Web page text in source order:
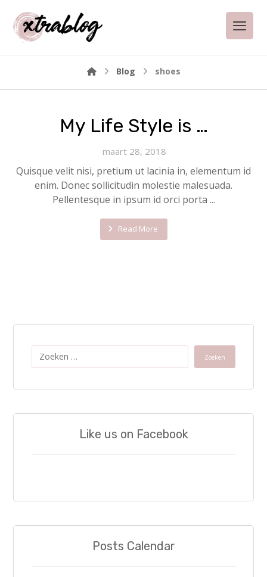
Blog shoes
My Life Style is …
maart 28, 2018
Quisque velit nisi, pretium ut lacinia in, elementum id
enim. Donec sollicitudin molestie malesuada.
Pellentesque in ipsum id orci porta ...
Read More
Zoeken
Like us on Facebook
Posts Calendar